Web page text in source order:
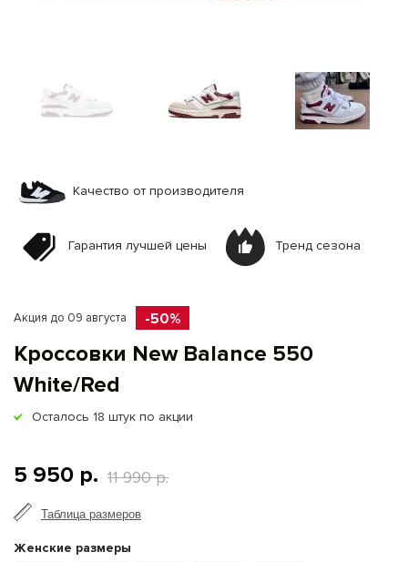
Качество от производителя
Гарантия лучшей цены Тренд сезона
Акция до 09 августа -50%
Кроссовки New Balance 550
White/Red
Осталось 18 штук по акции
5 950 р. 11 990 р.
Таблица размеров
Женские размеры